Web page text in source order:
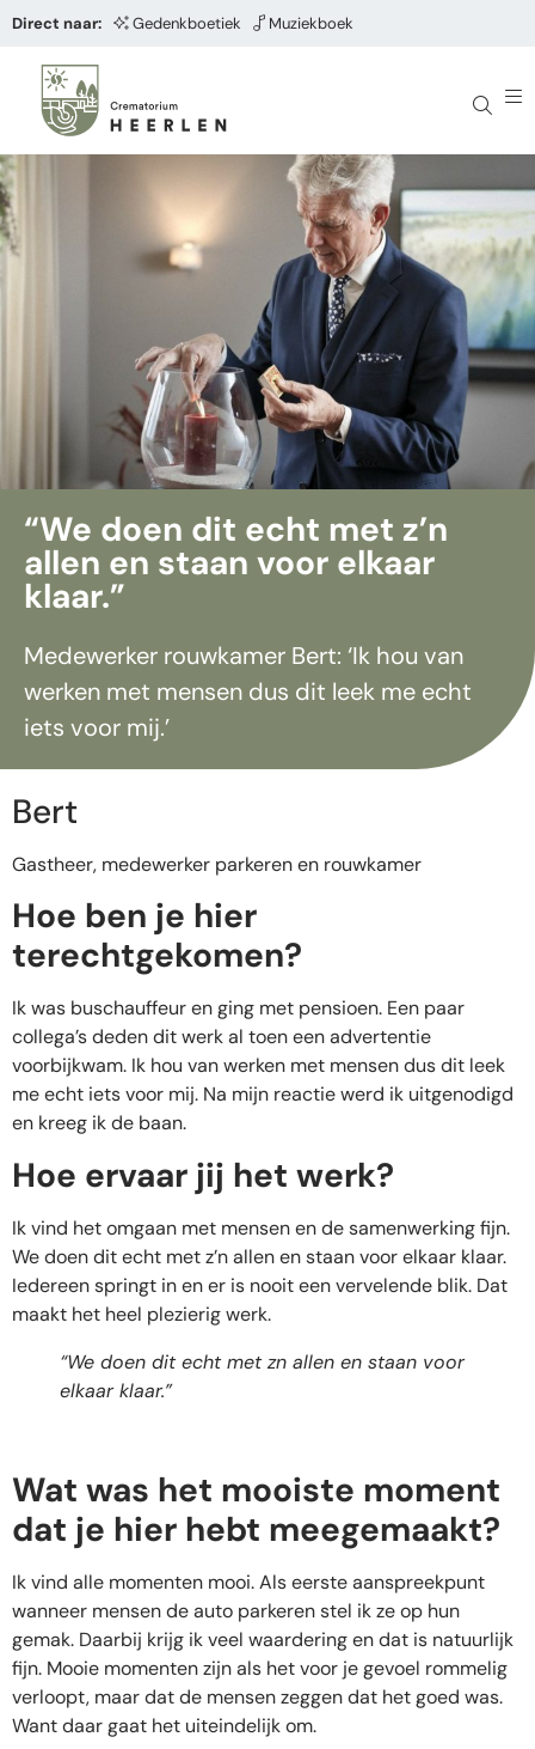
Direct naar: Gedenkboetiek Muziekboek
“We doen dit echt met z’n
allen en staan voor elkaar
klaar.”
Medewerker rouwkamer Bert: ‘Ik hou van
werken met mensen dus dit leek me echt
iets voor mij.’
Bert
Gastheer, medewerker parkeren en rouwkamer
Hoe ben je hier
terechtgekomen?
Ik was buschauffeur en ging met pensioen. Een paar
collega’s deden dit werk al toen een advertentie
voorbijkwam. Ik hou van werken met mensen dus dit leek
me echt iets voor mij. Na mijn reactie werd ik uitgenodigd
en kreeg ik de baan.
Hoe ervaar jij het werk?
Ik vind het omgaan met mensen en de samenwerking fijn.
We doen dit echt met z’n allen en staan voor elkaar klaar.
Iedereen springt in en er is nooit een vervelende blik. Dat
maakt het heel plezierig werk.
“We doen dit echt met zn allen en staan voor
elkaar klaar.”
Wat was het mooiste moment
dat je hier hebt meegemaakt?
Ik vind alle momenten mooi. Als eerste aanspreekpunt
wanneer mensen de auto parkeren stel ik ze op hun
gemak. Daarbij krijg ik veel waardering en dat is natuurlijk
fijn. Mooie momenten zijn als het voor je gevoel rommelig
verloopt, maar dat de mensen zeggen dat het goed was.
Want daar gaat het uiteindelijk om.